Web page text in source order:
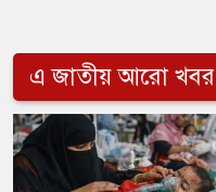
এ জাতীয় আরো খবর